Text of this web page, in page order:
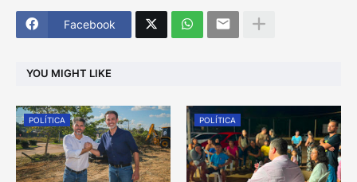
Facebook
YOU MIGHT LIKE
POLÍTICA POLÍTICA